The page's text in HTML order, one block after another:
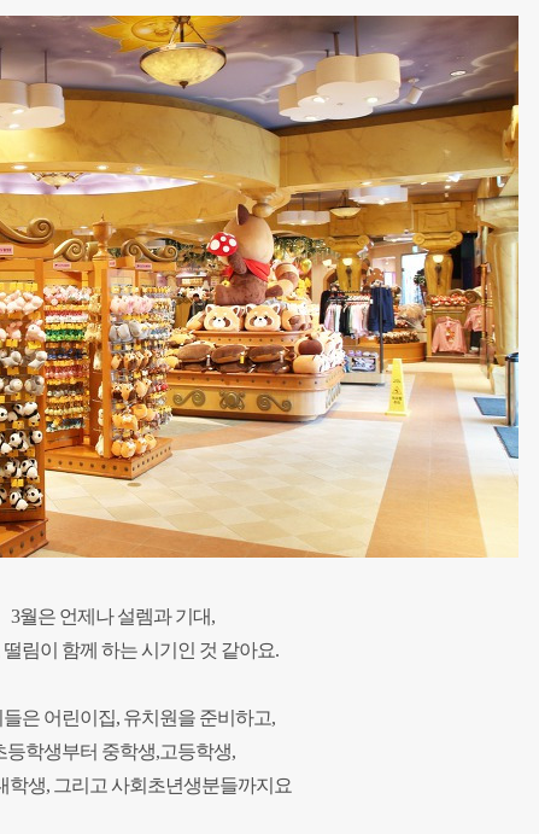
3월은 언제나 설렘과 기대,
떨림이 함께 하는 시기인 것 같아요.
은 어린이집, 유치원을 준비하고,
등학생부터 중학생,고등학생,
학생, 그리고 사회초년생분들까지요